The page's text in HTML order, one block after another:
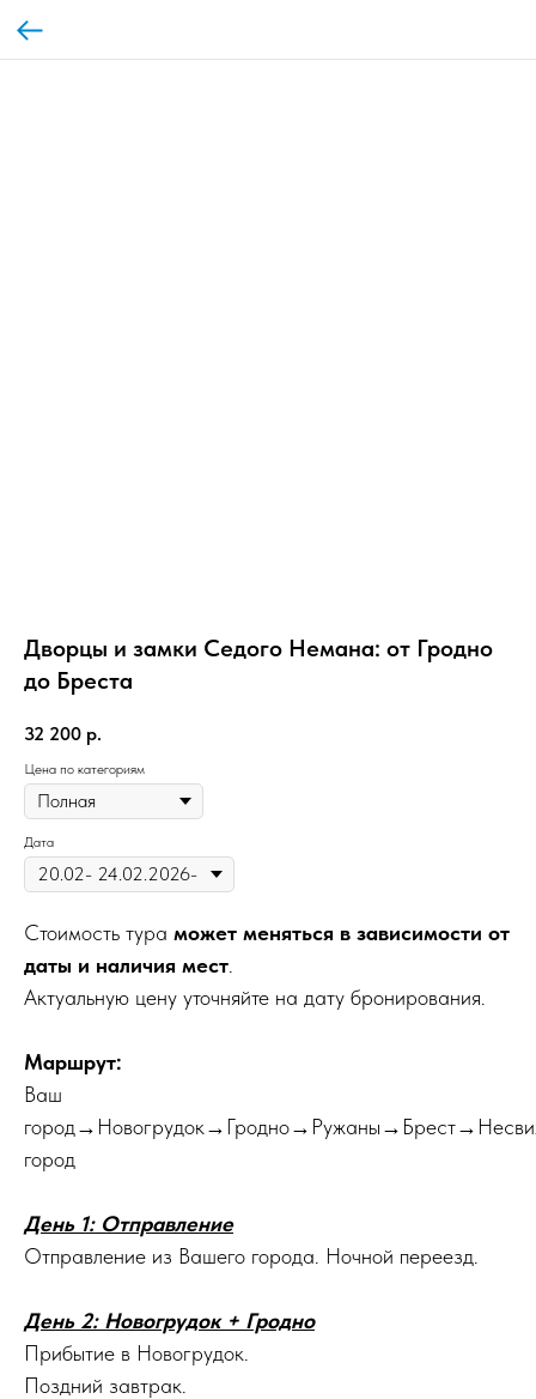
Дворцы и замки Седого Немана: от Гродно
до Бреста
32 200 р.
Цена по категориям
Дата
Стоимость тура может меняться в зависимости от
даты и наличия мест
Актуальную цену уточняйте на дату бронирования.
Маршрут:
Ваш
город
День 1: Отправление
Отправление из Вашего города. Ночной переезд.
День 2: Новогрудок + Гродно
Прибытие в Новогрудок.
Поздний завтрак.